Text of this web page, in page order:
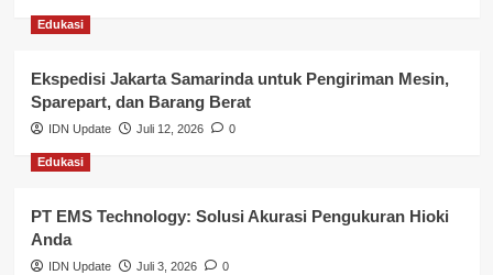
Layanan Publik Kabupaten Banyuasin
Nasional
Pemerintahan
Pendidikan
Perbankan & Keuangan
Edukasi
Ekspedisi Jakarta Samarinda untuk Pengiriman Mesin,
Sparepart, dan Barang Berat
IDN Update Juli 12, 2026 0
Edukasi
PT EMS Technology: Solusi Akurasi Pengukuran Hioki
Anda
IDN Update Juli 3, 2026 0